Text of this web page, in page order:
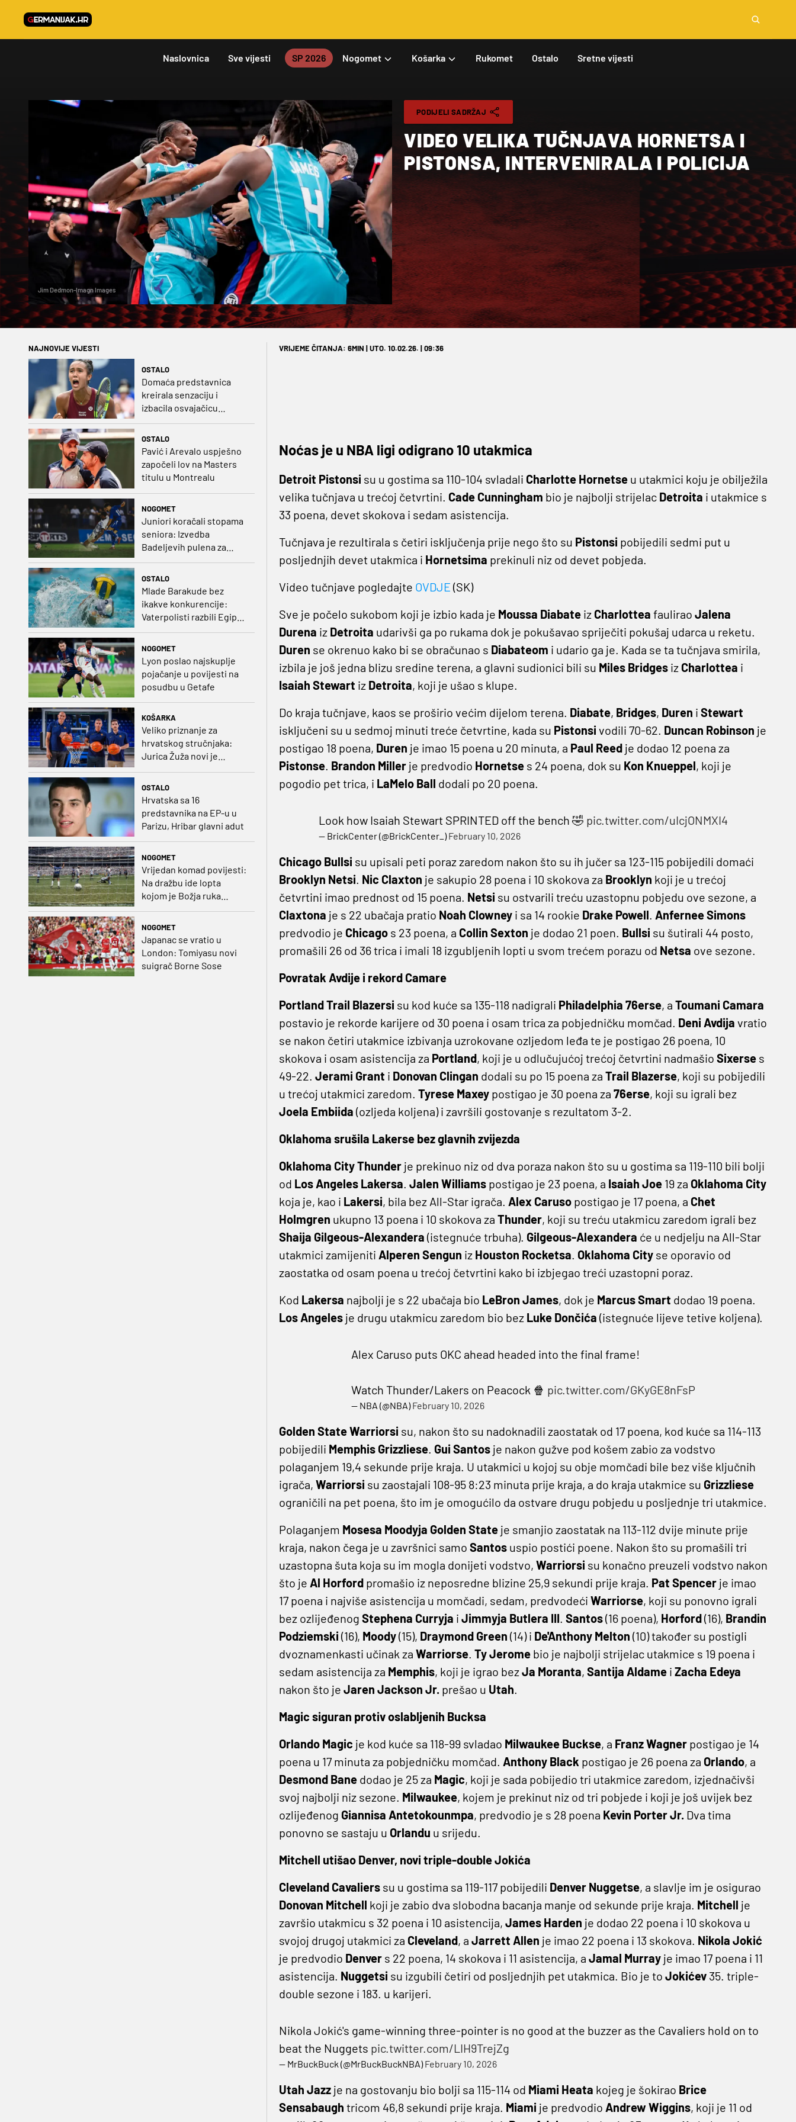
Naslovnica Sve vijesti SP 2026 Nogomet Košarka Rukomet Ostalo Sretne vijesti
Jim Dedmon-Imagn Images
PODIJELI SADRŽAJ
VIDEO VELIKA TUČNJAVA HORNETSA I
PISTONSA, INTERVENIRALA I POLICIJA
NAJNOVIJE VIJESTI
OSTALO
Domaća predstavnica
kreirala senzaciju i
izbacila osvajačicu
OSTALO
Pavić i Arevalo uspješno
započeli lov na Masters
titulu u Montrealu
NOGOMET
Juniori koračali stopama
seniora: Izvedba
Badeljevih pulena za
čistu peticu protiv
OSTALO
Mlade Barakude bez
ikakve konkurencije:
Vaterpolisti razbili Egipat
za polufinale SP-a!
NOGOMET
Lyon poslao najskuplje
pojačanje u povijesti na
posudbu u Getafe
KOŠARKA
Veliko priznanje za
hrvatskog stručnjaka:
Jurica Žuža novi je
OSTALO
Hrvatska sa 16
predstavnika na EP-u u
Parizu, Hribar glavni adut
NOGOMET
Vrijedan komad povijesti:
Na dražbu ide lopta
kojom je Božja ruka
NOGOMET
Japanac se vratio u
London: Tomiyasu novi
suigrač Borne Sose
VRIJEME ČITANJA: 6MIN | UTO. 10.02.26. | 09:36
Noćas je u NBA ligi odigrano 10 utakmica
Detroit Pistonsi su u gostima sa 110-104 svladali Charlotte Hornetseu utakmici koju je obilježila
velika tučnjava u trećoj četvrtini. Cade Cunningham bio je najbolji strijelac Detroita i utakmice s
33 poena, devet skokova i sedam asistencija.
Tučnjava je rezultirala s četiri isključenja prije nego što su Pistonsi pobijedili sedmi put u
posljednjih devet utakmica i Hornetsima prekinuli niz od devet pobjeda.
Video tučnjave pogledajte OVDJE (SK)
Sve je počelo sukobom koji je izbio kada je Moussa Diabateiz Charlottea faulirao Jalena
Durena iz Detroita udarivši ga po rukama dok je pokušavao spriječiti pokušaj udarca u reketu.
Duren se okrenuo kako bi se obračunao s Diabateom i udario ga je. Kada se ta tučnjava smirila,
izbila je još jedna blizu sredine terena, a glavni sudionici bili su Miles Bridgesiz Charlottea i
Isaiah Stewart iz Detroita, koji je ušao s klupe.
Do kraja tučnjave, kaos se proširio većim dijelom terena. Diabate, Bridges, Duren i Stewart
isključeni su u sedmoj minuti treće četvrtine, kada su Pistonsi vodili 70-62. Duncan Robinson je
postigao 18 poena, Duren je imao 15 poena u 20 minuta, a Paul Reedje dodao 12 poena za
Pistonse. Brandon Millerje predvodio Hornetses 24 poena, dok su Kon Knueppel, koji je
pogodio pet trica, i LaMelo Ball dodali po 20 poena.
Look how Isaiah Stewart SPRINTED off the bench 🤣 pic.twitter.com/uIcjONMXI4
— BrickCenter (@BrickCenter_)February 10, 2026
Chicago Bullsi su upisali peti poraz zaredom nakon što su ih jučer sa 123-115 pobijedili domaći
Brooklyn Netsi. Nic Claxton je sakupio 28 poena i 10 skokova za Brooklyn koji je u trećoj
četvrtini imao prednost od 15 poena. Netsi su ostvarili treću uzastopnu pobjedu ove sezone, a
Claxtona je s 22 ubačaja pratio Noah Clowneyi sa 14 rookie Drake Powell. Anfernee Simons
predvodio je Chicagos 23 poena, a Collin Sexton je dodao 21 poen. Bullsi su šutirali 44 posto,
promašili 26 od 36 trica i imali 18 izgubljenih lopti u svom trećem porazu od Netsa ove sezone.
Povratak Avdije i rekord Camare
Portland Trail Blazersi su kod kuće sa 135-118 nadigrali Philadelphia 76erse, a Toumani Camara
postavio je rekorde karijere od 30 poena i osam trica za pobjedničku momčad. Deni Avdija vratio
se nakon četiri utakmice izbivanja uzrokovane ozljedom leđa te je postigao 26 poena, 10
skokova i osam asistencija za Portland, koji je u odlučujućoj trećoj četvrtini nadmašio Sixerses
49-22. Jerami Grant i Donovan Clingan dodali su po 15 poena za Trail Blazerse, koji su pobijedili
u trećoj utakmici zaredom. Tyrese Maxeypostigao je 30 poena za 76erse, koji su igrali bez
Joela Embiida (ozljeda koljena) i završili gostovanje s rezultatom 3-2.
Oklahoma srušila Lakerse bez glavnih zvijezda
Oklahoma City Thunderje prekinuo niz od dva poraza nakon što su u gostima sa 119-110 bili bolji
od Los Angeles Lakersa. Jalen Williamspostigao je 23 poena, a Isaiah Joe19 za Oklahoma City
koja je, kao i Lakersi, bila bez All-Star igrača. Alex Carusopostigao je 17 poena, a Chet
Holmgren ukupno 13 poena i 10 skokova za Thunder, koji su treću utakmicu zaredom igrali bez
Shaija Gilgeous-Alexandera (istegnuće trbuha). Gilgeous-Alexandera će u nedjelju na All-Star
utakmici zamijeniti Alperen Sengun iz Houston Rocketsa. Oklahoma Cityse oporavio od
zaostatka od osam poena u trećoj četvrtini kako bi izbjegao treći uzastopni poraz.
Kod Lakersa najbolji je s 22 ubačaja bio LeBron James, dok je Marcus Smart dodao 19 poena.
Los Angelesje drugu utakmicu zaredom bio bez Luke Dončića (istegnuće lijeve tetive koljena).
Alex Caruso puts OKC ahead headed into the final frame!
Watch Thunder/Lakers on Peacock 🍿 pic.twitter.com/GKyGE8nFsP
— NBA (@NBA)February 10, 2026
Golden State Warriorsi su, nakon što su nadoknadili zaostatak od 17 poena, kod kuće sa 114-113
pobijedili Memphis Grizzliese. Gui Santosje nakon gužve pod košem zabio za vodstvo
polaganjem 19,4 sekunde prije kraja. U utakmici u kojoj su obje momčadi bile bez više ključnih
igrača, Warriorsi su zaostajali 108-95 8:23 minuta prije kraja, a do kraja utakmice su Grizzliese
ograničili na pet poena, što im je omogućilo da ostvare drugu pobjedu u posljednje tri utakmice.
Polaganjem Mosesa Moodyja Golden Stateje smanjio zaostatak na 113-112 dvije minute prije
kraja, nakon čega je u završnici samo Santosuspio postići poene. Nakon što su promašili tri
uzastopna šuta koja su im mogla donijeti vodstvo, Warriorsi su konačno preuzeli vodstvo nakon
što je Al Horfordpromašio iz neposredne blizine 25,9 sekundi prije kraja. Pat Spencerje imao
17 poena i najviše asistencija u momčadi, sedam, predvodeći Warriorse, koji su ponovno igrali
bez ozlijeđenog Stephena Curryja i Jimmyja Butlera III. Santos(16 poena), Horford(16), Brandin
Podziemski (16), Moody(15), Draymond Green (14) i De'Anthony Melton (10) također su postigli
dvoznamenkasti učinak za Warriorse. Ty Jeromebio je najbolji strijelac utakmice s 19 poena i
sedam asistencija za Memphis, koji je igrao bezJa Moranta, Santija Aldamei Zacha Edeya
nakon što je Jaren Jackson Jr.prešao u Utah.
Magic siguran protiv oslabljenih Bucksa
Orlando Magic je kod kuće sa 118-99 svladao Milwaukee Buckse, a Franz Wagnerpostigao je 14
poena u 17 minuta za pobjedničku momčad. Anthony Black postigao je 26 poena za Orlando, a
Desmond Banedodao je 25 za Magic, koji je sada pobijedio tri utakmice zaredom, izjednačivši
svoj najbolji niz sezone. Milwaukee, kojem je prekinut niz od tri pobjede i koji je još uvijek bez
ozlijeđenog Giannisa Antetokounmpa, predvodio je s 28 poena Kevin Porter Jr.Dva tima
ponovno se sastaju u Orlandu u srijedu.
Mitchell utišao Denver, novi triple-double Jokića
Cleveland Cavalierssu u gostima sa 119-117 pobijedili Denver Nuggetse, a slavlje im je osigurao
Donovan Mitchell koji je zabio dva slobodna bacanja manje od sekunde prije kraja. Mitchell je
završio utakmicu s 32 poena i 10 asistencija, James Harden je dodao 22 poena i 10 skokova u
svojoj drugoj utakmici za Cleveland, a Jarrett Allen je imao 22 poena i 13 skokova. Nikola Jokić
je predvodio Denvers 22 poena, 14 skokova i 11 asistencija, a Jamal Murrayje imao 17 poena i 11
asistencija. Nuggetsi su izgubili četiri od posljednjih pet utakmica. Bio je to Jokićev35. triple-
double sezone i 183. u karijeri.
Nikola Jokić's game-winning three-pointer is no good at the buzzer as the Cavaliers hold on to
beat the Nuggets pic.twitter.com/LIH9TrejZg
— MrBuckBuck (@MrBuckBuckNBA)February 10, 2026
Utah Jazzje na gostovanju bio bolji sa 115-114 od Miami Heata kojeg je šokirao Brice
Sensabaugh tricom 46,8 sekundi prije kraja. Miami je predvodio Andrew Wiggins, koji je 11 od